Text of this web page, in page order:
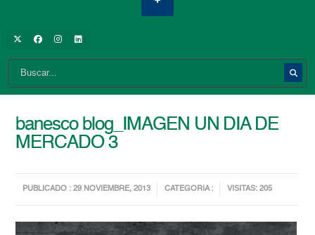
banesco blog_IMAGEN UN DIA DE
MERCADO 3
PUBLICADO : 29 NOVIEMBRE, 2013 CATEGORIA : VISITAS: 205